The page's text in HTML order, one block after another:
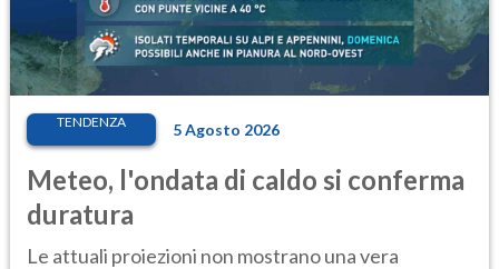
TENDENZA 5 Agosto 2026
Meteo, l'ondata di caldo si conferma
duratura
Le attuali proiezioni non mostrano una vera